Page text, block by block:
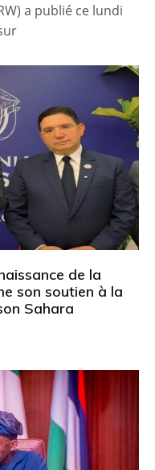
a publié ce lundi
de la
son soutien à la
Sahara